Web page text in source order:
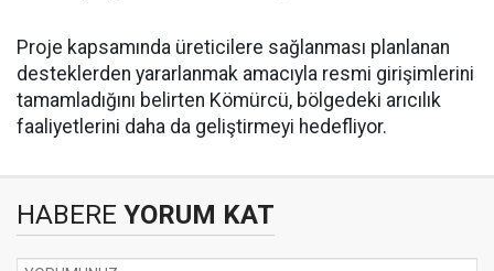
Proje kapsamında üreticilere sağlanması planlanan
desteklerden yararlanmak amacıyla resmi girişimlerini
tamamladığını belirten Kömürcü, bölgedeki arıcılık
faaliyetlerini daha da geliştirmeyi hedefliyor.
HABERE YORUM KAT